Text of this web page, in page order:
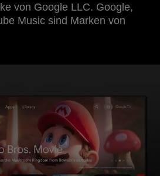
von Google LLC. Google,
Music sind Marken von